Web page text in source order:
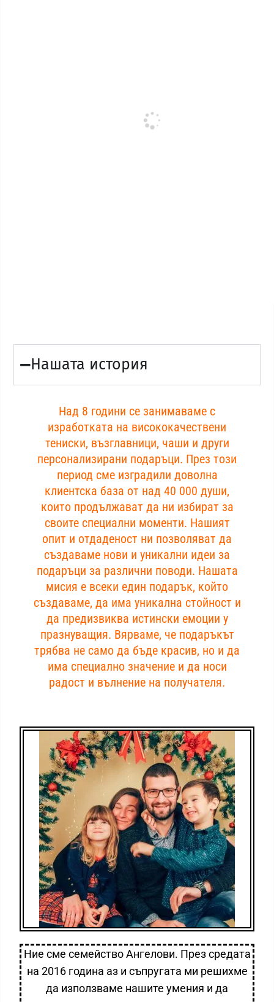
Нашата история
Над 8 години се занимаваме с
изработката на висококачествени
тениски, възглавници, чаши и други
персонализирани подаръци. През този
период сме изградили доволна
клиентска база от над 40 000 души,
които продължават да ни избират за
своите специални моменти. Нашият
опит и отдаденост ни позволяват да
създаваме нови и уникални идеи за
подаръци за различни поводи. Нашата
мисия е всеки един подарък, който
създаваме, да има уникална стойност и
да предизвиква истински емоции у
празнуващия. Вярваме, че подаръкът
трябва не само да бъде красив, но и да
има специално значение и да носи
радост и вълнение на получателя.
Ние сме семейство Ангелови. През средата
на 2016 година аз и съпругата ми решихме
да използваме нашите умения и да